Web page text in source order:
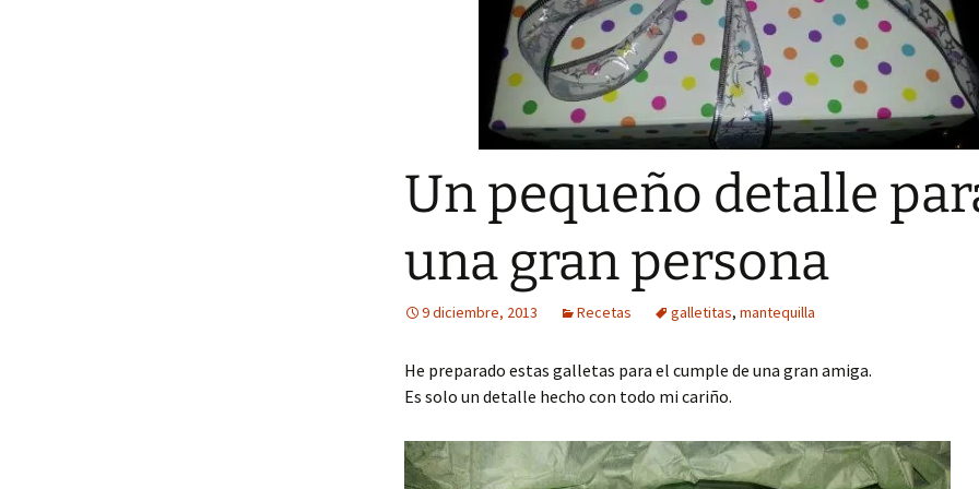
Un pequeño detalle
una gran persona
9 diciembre, 2013 Recetas galletitas, mantequilla
He preparado estas galletas para el cumple de una gran amiga.
Es solo un detalle hecho con todo mi cariño.